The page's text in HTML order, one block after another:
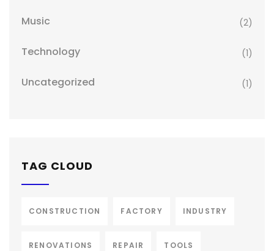
Music (2)
Technology (1)
Uncategorized (1)
TAG CLOUD
CONSTRUCTION FACTORY INDUSTRY
RENOVATIONS REPAIR TOOLS